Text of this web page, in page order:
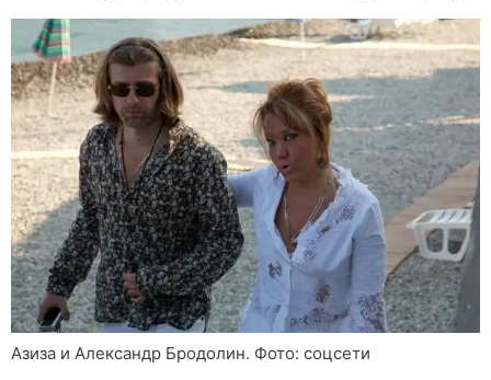
Азиза и Александр Бродолин. Фото: соцсети